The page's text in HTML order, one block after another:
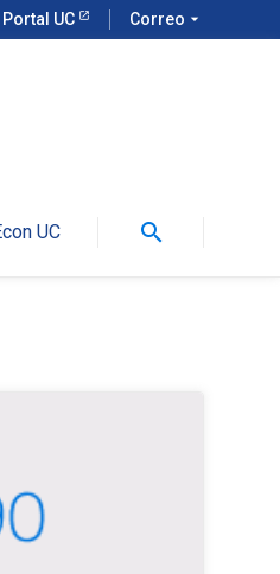
Portal UC Correo arrow_drop_down
UC search